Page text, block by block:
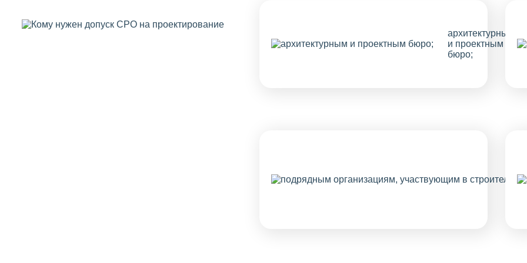
архитектурным
и проектным
бюро;